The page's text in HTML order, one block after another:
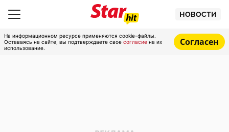
НОВОСТИ
На информационном ресурсе применяются cookie-файлы.
Оставаясь на сайте, вы подтверждаете свое согласие на их
использование.
Согласен